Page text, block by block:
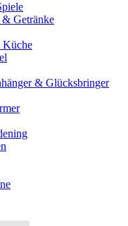
& Getränke
Küche
& Glücksbringer